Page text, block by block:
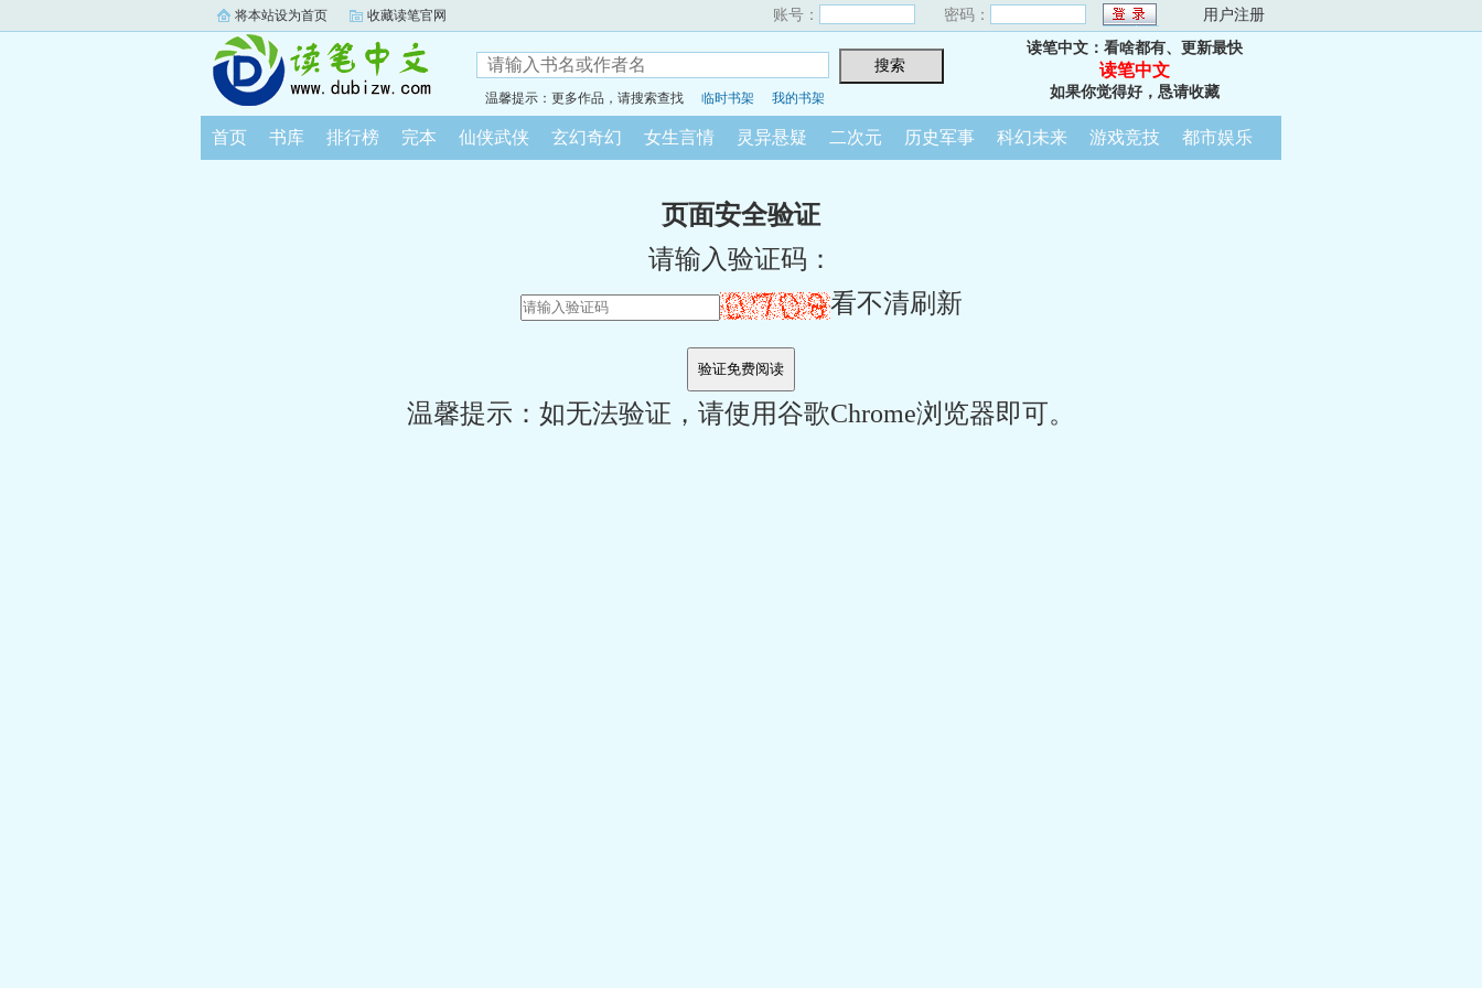
将本站设为首页 收藏读笔官网 账号： 密码： 用户注册
温馨提示：更多作品，请搜索查找 临时书架 我的书架
读笔中文：看啥都有、更新最快
读笔中文
如果你觉得好，恳请收藏
首页 书库 排行榜 完本 仙侠武侠 玄幻奇幻 女生言情 灵异悬疑 二次元 历史军事 科幻未来 游戏竞技 都市娱乐
页面安全验证
请输入验证码：
看不清刷新
温馨提示：如无法验证，请使用谷歌Chrome浏览器即可。